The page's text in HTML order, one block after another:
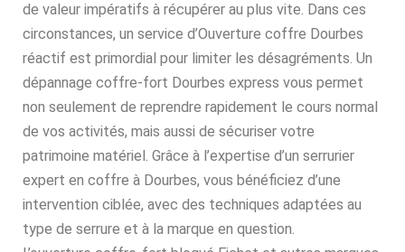
de valeur impératifs à récupérer au plus vite. Dans ces
circonstances, un service d’Ouverture coffre Dourbes
réactif est primordial pour limiter les désagréments. Un
dépannage coffre-fort Dourbes express vous permet
non seulement de reprendre rapidement le cours normal
de vos activités, mais aussi de sécuriser votre
patrimoine matériel. Grâce à l’expertise d’un serrurier
expert en coffre à Dourbes, vous bénéficiez d’une
intervention ciblée, avec des techniques adaptées au
type de serrure et à la marque en question.